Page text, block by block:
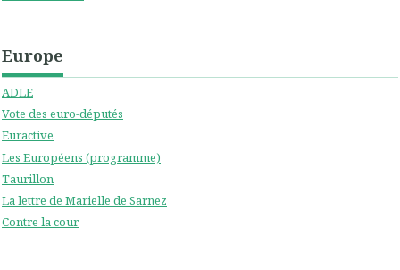
Europe
ADLE
Vote des euro-députés
Euractive
Les Européens (programme)
Taurillon
La lettre de Marielle de Sarnez
Contre la cour